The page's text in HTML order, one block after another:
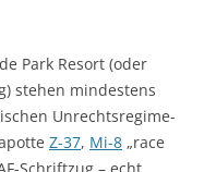
Park Resort (oder
stehen mindestens
Unrechtsregime-
Z-37, Mi-8 „race